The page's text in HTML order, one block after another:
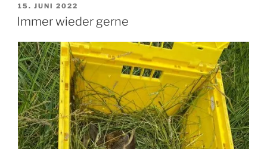
VERÖFFENTLICHT
AM
15. JUNI 2022
Immer wieder gerne